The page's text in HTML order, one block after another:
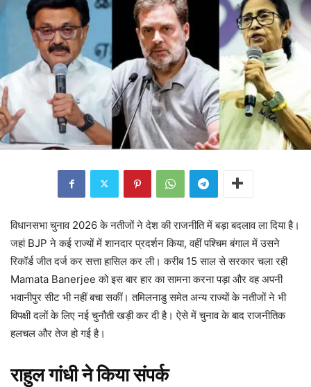
विधानसभा चुनाव 2026 के नतीजों ने देश की राजनीति में बड़ा बदलाव ला दिया है।
जहां BJP ने कई राज्यों में शानदार प्रदर्शन किया, वहीं पश्चिम बंगाल में उसने
रिकॉर्ड जीत दर्ज कर सत्ता हासिल कर ली। करीब 15 साल से सरकार चला रही
Mamata Banerjee को इस बार हार का सामना करना पड़ा और वह अपनी
भवानीपुर सीट भी नहीं बचा सकीं। तमिलनाडु समेत अन्य राज्यों के नतीजों ने भी
विपक्षी दलों के लिए नई चुनौती खड़ी कर दी है। ऐसे में चुनाव के बाद राजनीतिक
हलचल और तेज हो गई है।
राहुल गांधी ने किया संपर्क